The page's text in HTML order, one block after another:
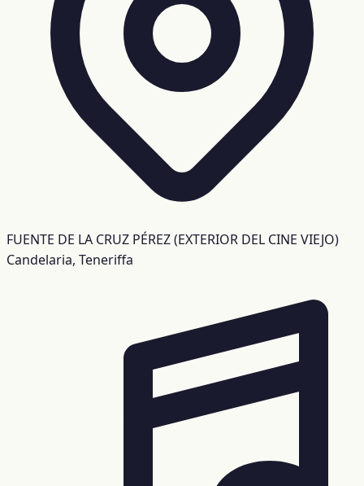
FUENTE DE LA CRUZ PÉREZ (EXTERIOR DEL CINE VIEJO)
Candelaria, Teneriffa